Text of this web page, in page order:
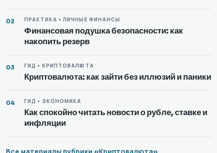
02 ПРАКТИКА • ЛИЧНЫЕ ФИНАНСЫ
Финансовая подушка безопасности: как
накопить резерв
03 ГИД • КРИПТОВАЛЮТА
Криптовалюта: как зайти без иллюзий и паники
04 ГИД • ЭКОНОМИКА
Как спокойно читать новости о рубле, ставке и
инфляции